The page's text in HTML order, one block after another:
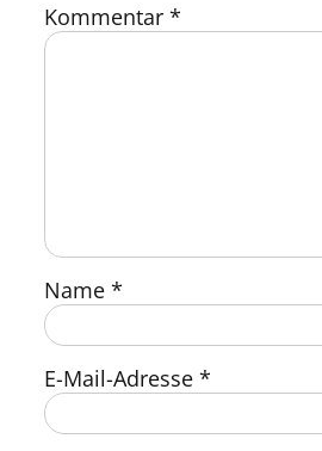
Kommentar*
Name*
E-Mail-Adresse*